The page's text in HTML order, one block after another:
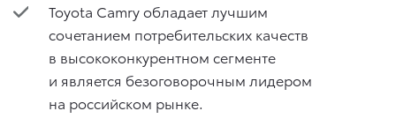
Toyota Camry обладает лучшим
сочетанием потребительских качеств
в высококонкурентном сегменте
и является безоговорочным лидером
на российском рынке.